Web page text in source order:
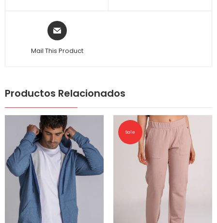
Mail This Product
Productos Relacionados
Sale